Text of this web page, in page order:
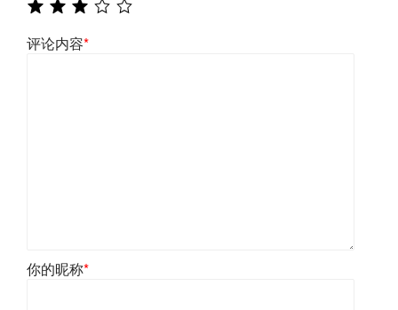
评论内容*
你的昵称*